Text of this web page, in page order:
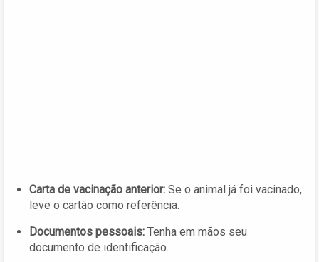
Carta de vacinação anterior: Se o animal já foi vacinado,
leve o cartão como referência.
Documentos pessoais: Tenha em mãos seu
documento de identificação.